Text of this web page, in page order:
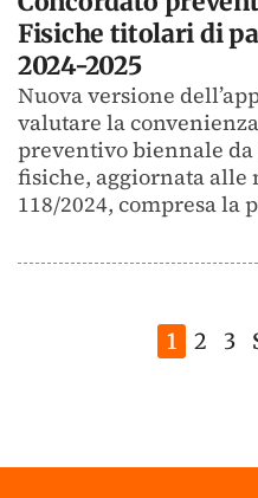
Fisiche titolari di
2024-2025
Nuova versione
valutare la
preventivo biennale
fisiche, aggiornata
118/2024, compresa la
1 2 3